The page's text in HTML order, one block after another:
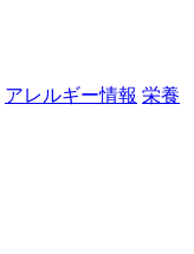
アレルギー情報 栄養